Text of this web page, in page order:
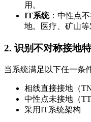
用。
IT系统：中性点
地。医疗、矿山等
2. 识别不对称接地
当系统满足以下任一条
相线直接接地（
中性点未接地（TT
采用IT系统架构